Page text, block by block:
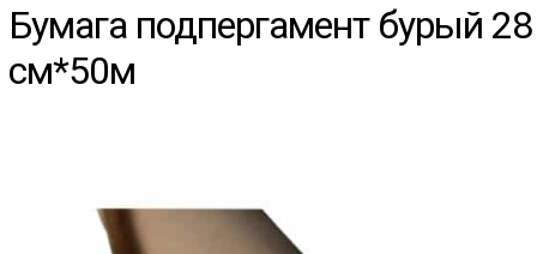
Бумага подпергамент бурый 28
см*50м